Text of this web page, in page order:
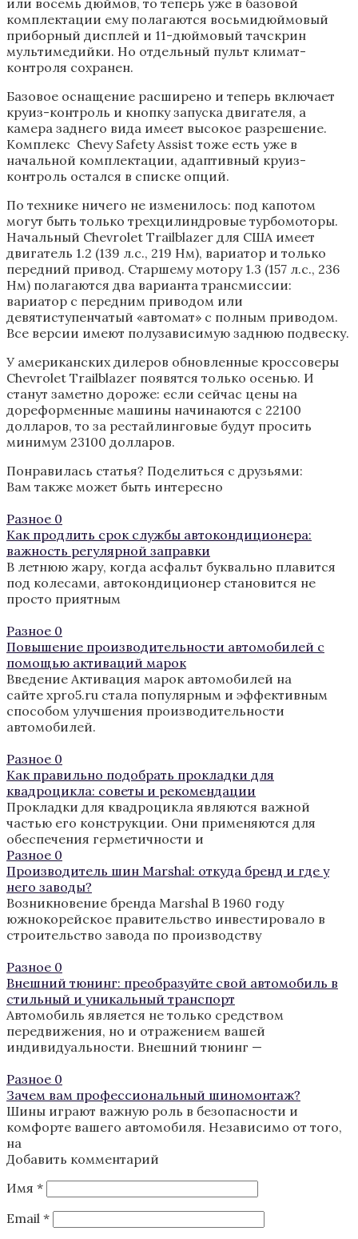
комплектации ему полагаются восьмидюймовый
приборный дисплей и 11-дюймовый тачскрин
мультимедийки. Но отдельный пульт климат-
контроля сохранен.
Базовое оснащение расширено и теперь включает
круиз-контроль и кнопку запуска двигателя, а
камера заднего вида имеет высокое разрешение.
Комплекс Chevy Safety Assist тоже есть уже в
начальной комплектации, адаптивный круиз-
контроль остался в списке опций.
По технике ничего не изменилось: под капотом
могут быть только трехцилиндровые турбомоторы.
Начальный Chevrolet Trailblazer для США имеет
двигатель 1.2 (139 л.с., 219 Нм), вариатор и только
передний привод. Старшему мотору 1.3 (157 л.с., 236
Нм) полагаются два варианта трансмиссии:
вариатор с передним приводом или
девятиступенчатый «автомат» с полным приводом.
Все версии имеют полузависимую заднюю подвеску.
У американских дилеров обновленные кроссоверы
Chevrolet Trailblazer появятся только осенью. И
станут заметно дороже: если сейчас цены на
дореформенные машины начинаются с 22100
долларов, то за рестайлинговые будут просить
минимум 23100 долларов.
Понравилась статья? Поделиться с друзьями:
Вам также может быть интересно
Разное 0
Как продлить срок службы автокондиционера:
важность регулярной заправки
В летнюю жару, когда асфальт буквально плавится
под колесами, автокондиционер становится не
просто приятным
Разное 0
Повышение производительности автомобилей с
помощью активаций марок
Введение Активация марок автомобилей на
сайте xpro5.ru стала популярным и эффективным
способом улучшения производительности
автомобилей.
Разное 0
Как правильно подобрать прокладки для
квадроцикла: советы и рекомендации
Прокладки для квадроцикла являются важной
частью его конструкции. Они применяются для
обеспечения герметичности и
Разное 0
Производитель шин Marshal: откуда бренд и где у
него заводы?
Возникновение бренда Marshal В 1960 году
южнокорейское правительство инвестировало в
строительство завода по производству
Разное 0
Внешний тюнинг: преобразуйте свой автомобиль в
стильный и уникальный транспорт
Автомобиль является не только средством
передвижения, но и отражением вашей
индивидуальности. Внешний тюнинг —
Разное 0
Зачем вам профессиональный шиномонтаж?
Шины играют важную роль в безопасности и
комфорте вашего автомобиля. Независимо от того,
на
Добавить комментарий
Имя *
Email *